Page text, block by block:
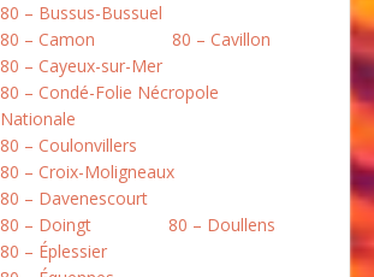
80 – Bussus-Bussuel
80 – Camon
80 – Cavillon
80 – Cayeux-sur-Mer
80 – Condé-Folie Nécropole
Nationale
80 – Coulonvillers
80 – Croix-Moligneaux
80 – Davenescourt
80 – Doingt
80 – Doullens
80 – Éplessier